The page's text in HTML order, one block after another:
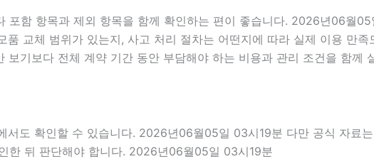
함 항목과 제외 항목을 함께 확인하는 편이 좋습니다. 2026년06월
교체 범위가 있는지, 사고 처리 절차는 어떤지에 따라 실제 이용 만
기보다 전체 계약 기간 동안 부담해야 하는 비용과 관리 조건을 함께
서도 확인할 수 있습니다. 2026년06월05일 03시19분 다만 공식 자료
한 뒤 판단해야 합니다. 2026년06월05일 03시19분